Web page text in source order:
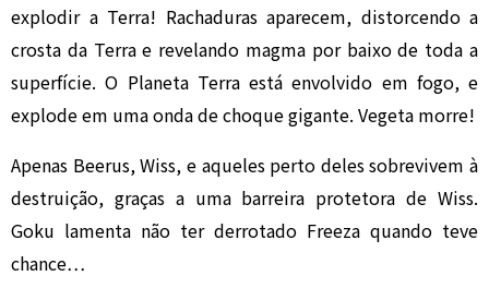
explodir a Terra! Rachaduras aparecem, distorcendo a
crosta da Terra e revelando magma por baixo de toda a
superfície. O Planeta Terra está envolvido em fogo, e
explode em uma onda de choque gigante. Vegeta morre!
Apenas Beerus, Wiss, e aqueles perto deles sobrevivem à
destruição, graças a uma barreira protetora de Wiss.
Goku lamenta não ter derrotado Freeza quando teve
chance…